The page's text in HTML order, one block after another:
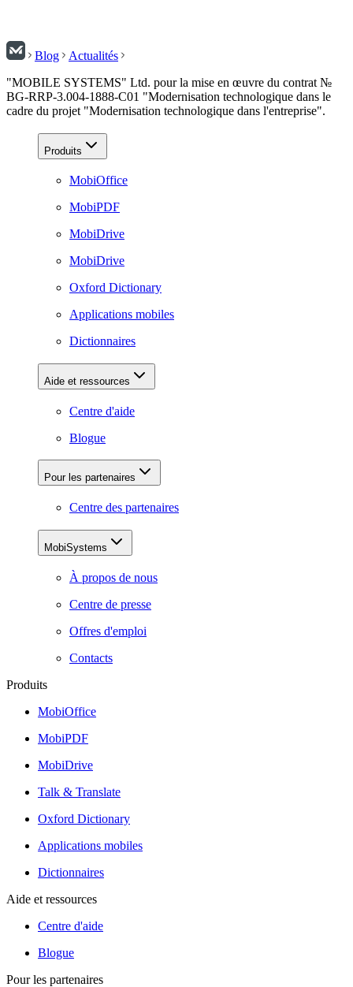
Blog
Actualités
"MOBILE SYSTEMS" Ltd. pour la mise en œuvre du contrat №
BG-RRP-3.004-1888-C01 "Modernisation technologique dans le
cadre du projet "Modernisation technologique dans l'entreprise".
Produits
MobiOffice
MobiPDF
MobiDrive
MobiDrive
Oxford Dictionary
Applications mobiles
Dictionnaires
Aide et ressources
Centre d'aide
Blogue
Pour les partenaires
Centre des partenaires
MobiSystems
À propos de nous
Centre de presse
Offres d'emploi
Contacts
Produits
MobiOffice
MobiPDF
MobiDrive
Talk & Translate
Oxford Dictionary
Applications mobiles
Dictionnaires
Aide et ressources
Centre d'aide
Blogue
Pour les partenaires